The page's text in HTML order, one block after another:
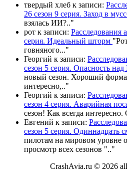
твердый хлеб к записи:
26 сезон 9 серия. Заход в
взялась ИИ?.."
рот к записи: Расследования
серия. Идеальный шторм "
говняного..."
Георгий к записи:
сезон 5 серия. Опасность
новый сезон. Хороший
интересно,.."
Георгий к записи:
сезон 4 серия. Аварийная
сезон! Как всегда интересно.
Евгений к записи:
сезон 5 серия. Одиннадцать
пилотам на мировом уровне
просмотр всех сезонов ".."
CrashAvia.ru © 2026